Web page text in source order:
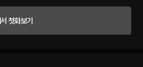
가 들려왔다. 코끝에 땀 냄새와 자신의 체취
매트리스에 닿기 무섭게 날카로운 통증이
첫화보기